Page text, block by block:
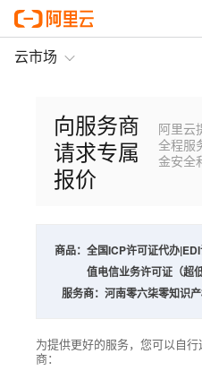
云市场
向服务商
请求专属
报价
阿里云
全程服
金安全
商品： 全国ICP许可证代办
值电信业务许可证（超
服务商： 河南零六柒零知识
为提供更好的服务，您可以自
商：